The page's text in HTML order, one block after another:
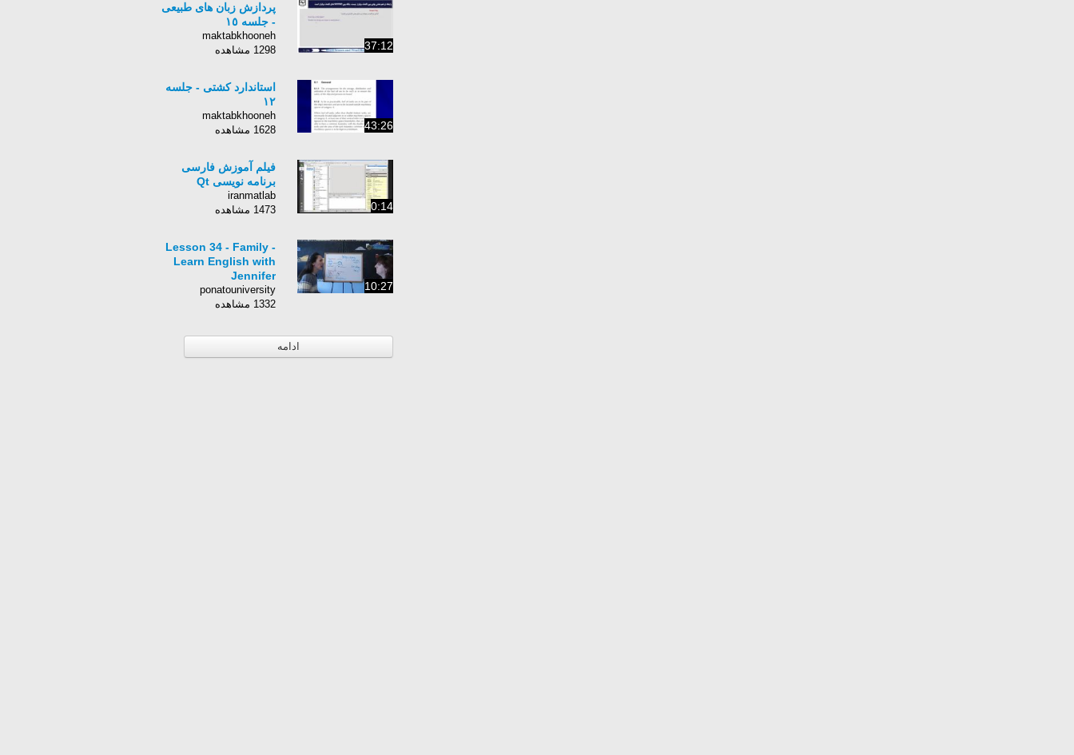
37:12
پردازش زبان های طبیعی
- جلسه ١٥
maktabkhooneh
1298 مشاهده
43:26
استاندارد کشتی - جلسه
١٢
maktabkhooneh
1628 مشاهده
0:14
فیلم آموزش فارسی
برنامه نویسی Qt
iranmatlab
1473 مشاهده
10:27
Lesson 34 - Family -
Learn English with
Jennifer
ponatouniversity
1332 مشاهده
ادامه